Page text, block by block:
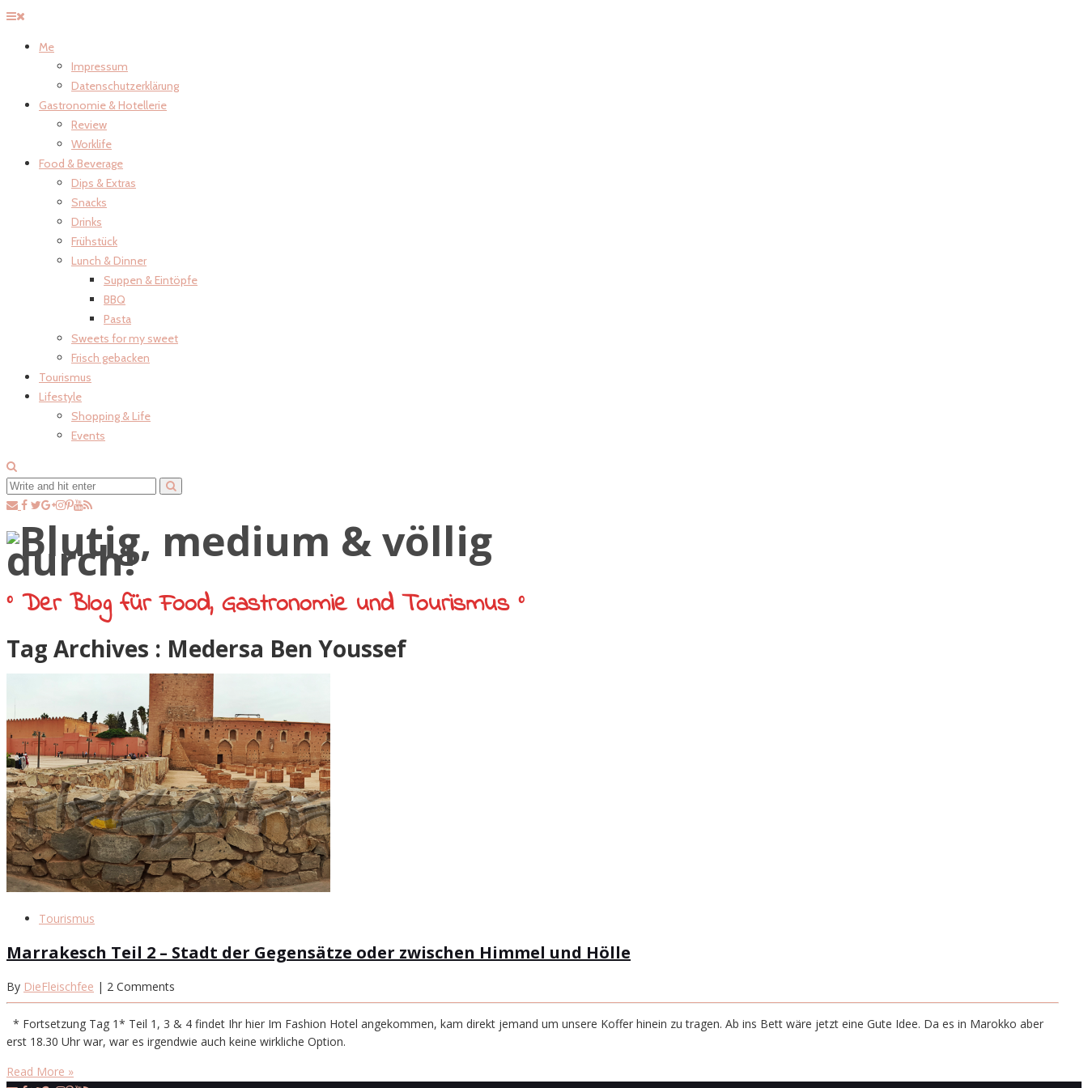
Me
Impressum
Datenschutzerklärung
Gastronomie & Hotellerie
Review
Worklife
Food & Beverage
Dips & Extras
Snacks
Drinks
Frühstück
Lunch & Dinner
Suppen & Eintöpfe
BBQ
Pasta
Sweets for my sweet
Frisch gebacken
Tourismus
Lifestyle
Shopping & Life
Events
° Der Blog für Food, Gastronomie und Tourismus °
Tag Archives : Medersa Ben Youssef
Tourismus
Marrakesch Teil 2 – Stadt der Gegensätze oder zwischen Himmel und Hölle
By DieFleischfee | 2 Comments
* Fortsetzung Tag 1* Teil 1, 3 & 4 findet Ihr hier Im Fashion Hotel angekommen, kam direkt jemand um unsere Koffer hinein zu tragen. Ab ins Bett wäre jetzt eine Gute Idee. Da es in Marokko aber
erst 18.30 Uhr war, war es irgendwie auch keine wirkliche Option.
Read More »